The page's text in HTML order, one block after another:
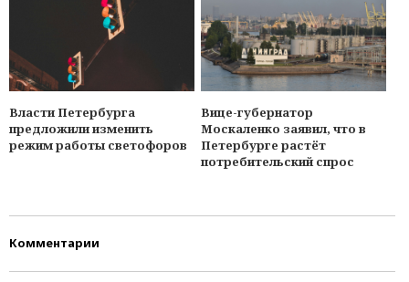
Власти Петербурга
предложили изменить
режим работы светофоров
Вице-губернатор
Москаленко заявил, что в
Петербурге растёт
потребительский спрос
Комментарии